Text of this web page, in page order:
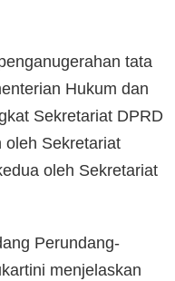
tata
Hukum dan
Sekretariat DPRD
oleh Sekretariat
oleh Sekretariat
Perundang-
menjelaskan